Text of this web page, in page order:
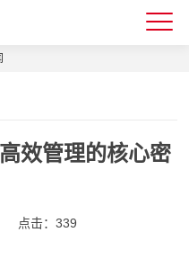
效管理的核心密
点击：339